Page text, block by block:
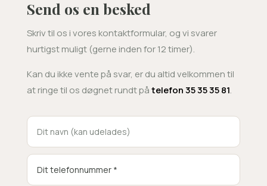
Send os en besked
Skriv til os i vores kontaktformular, og vi svarer
hurtigst muligt (gerne inden for 12 timer).
Kan du ikke vente på svar, er du altid velkommen til
at ringe til os døgnet rundt påtelefon 35 35 35 81.